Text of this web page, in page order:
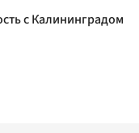
с Калининградом